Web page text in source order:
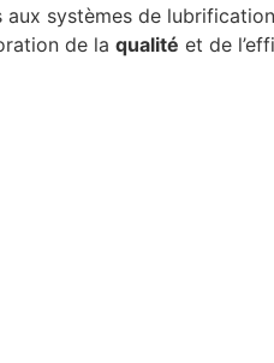
aux systèmes de
de la qualité et de